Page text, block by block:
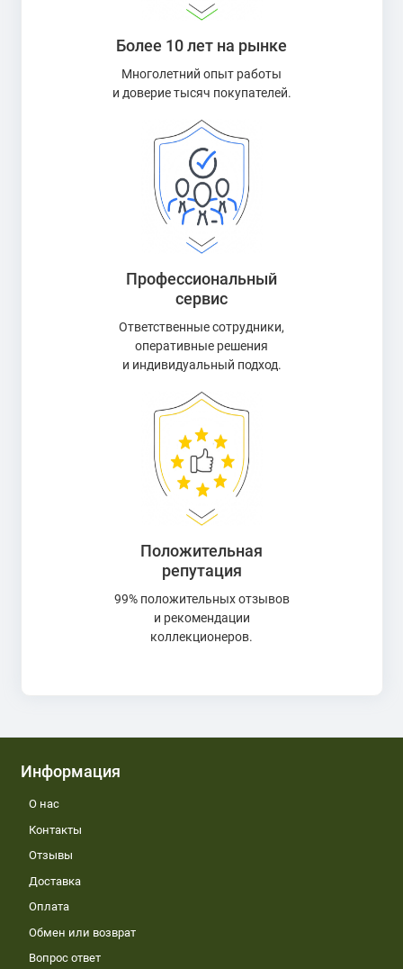
Более 10 лет на рынке
Многолетний опыт работы
и доверие тысяч покупателей.
Профессиональный
сервис
Ответственные сотрудники,
оперативные решения
и индивидуальный подход.
Положительная
репутация
99% положительных отзывов
и рекомендации
коллекционеров.
Информация
О нас
Контакты
Отзывы
Доставка
Оплата
Обмен или возврат
Вопрос ответ